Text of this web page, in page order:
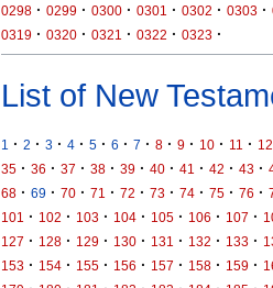
0298 · 0299 · 0300 · 0301 · 0302 · 0303 ·
0319 · 0320 · 0321 · 0322 · 0323 ·
List of New
1 · 2 · 3 · 4 · 5 · 6 · 7 · 8 · 9 · 10 · 11 · 12
35 · 36 · 37 · 38 · 39 · 40 · 41 · 42 · 43 ·
68 · 69 · 70 · 71 · 72 · 73 · 74 · 75 · 76 ·
101
· 102 · 103 · 104 · 105 · 106 · 107 ·
127 · 128 · 129 · 130 · 131 · 132 · 133 ·
153 · 154 · 155 · 156 · 157 · 158 · 159 ·